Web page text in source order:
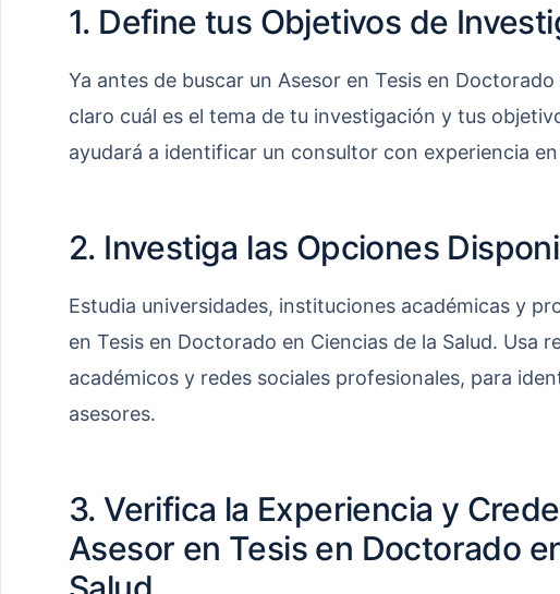
1. Define tus Objetivos de
Ya antes de buscar un Asesor en Tesis en
claro cuál es el tema de tu investigación y tus
ayudará a identificar un consultor con experiencia
2. Investiga las Opciones
Estudia universidades, instituciones académicas y
en Tesis en Doctorado en Ciencias de la Salud. Usa
académicos y redes sociales profesionales, para
asesores.
3. Verifica la Experiencia y
Asesor en Tesis en Doctorado